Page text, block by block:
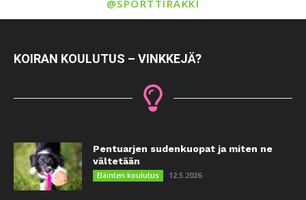
@SPORTTIRAKKI
KOIRAN KOULUTUS – VINKKEJÄ?
Pentuarjen sudenkuopat ja miten ne
vältetään
Eläinten koulutus 12.5.2026